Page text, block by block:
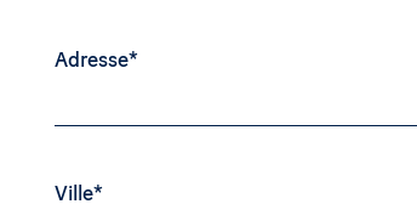
Adresse*
Ville*